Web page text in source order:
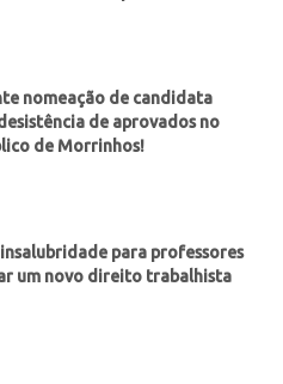
nomeação de candidata
de aprovados no
de Morrinhos!
para professores
um novo direito trabalhista